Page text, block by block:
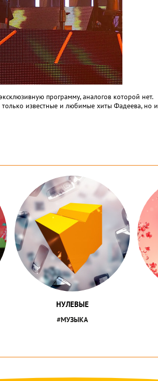
программу, аналогов которой нет.
известные и любимые хиты Фадеева, но и
НУЛЕВЫЕ
#МУЗЫКА